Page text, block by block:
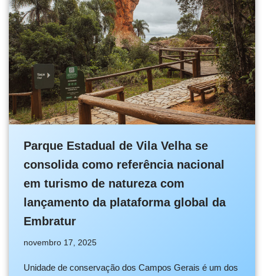
Parque Estadual de Vila Velha se
consolida como referência nacional
em turismo de natureza com
lançamento da plataforma global da
Embratur
novembro 17, 2025
Unidade de conservação dos Campos Gerais é um dos